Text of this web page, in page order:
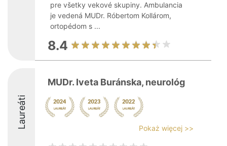
pre všetky vekové skupiny. Ambulancia
je vedená MUDr. Róbertom Kollárom,
ortopédom s ...
8.4
Laureáti
MUDr. Iveta Buránska, neurológ
Pokaż więcej >>